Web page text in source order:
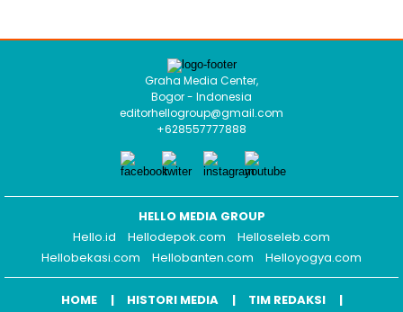
Graha Media Center,
Bogor - Indonesia
editorhellogroup@gmail.com
+628557777888
HELLO MEDIA GROUP
Hello.id
Hellodepok.com
Helloseleb.com
Hellobekasi.com
Hellobanten.com Helloyogya.com
HOME HISTORI MEDIA
TIM REDAKSI